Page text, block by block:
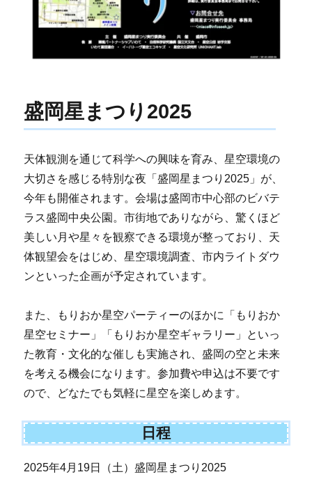
盛岡星まつり2025
天体観測を通じて科学への興味を育み、星空環境の
大切さを感じる特別な夜「盛岡星まつり2025」が、
今年も開催されます。会場は盛岡市中心部のビバテ
ラス盛岡中央公園。市街地でありながら、驚くほど
美しい月や星々を観察できる環境が整っており、天
体観望会をはじめ、星空環境調査、市内ライトダウ
ンといった企画が予定されています。
また、もりおか星空パーティーのほかに「もりおか
星空セミナー」「もりおか星空ギャラリー」といっ
た教育・文化的な催しも実施され、盛岡の空と未来
を考える機会になります。参加費や申込は不要です
ので、どなたでも気軽に星空を楽しめます。
日程
2025年4月19日（土）盛岡星まつり2025